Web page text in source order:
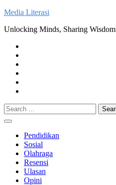
Skip
content
Media Literasi
Unlocking Minds, Sharing Wisdom
Search
for:
Pendidikan
Sosial
Olahraga
Resensi
Ulasan
Opini